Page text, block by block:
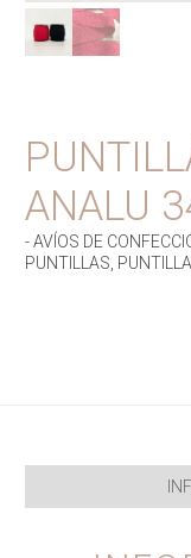
ANALU
- AVÍOS DE
PUNTILLAS